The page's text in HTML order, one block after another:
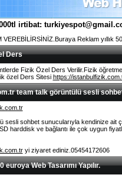
irtibat:
VEREBİLİRSİNİZ.Buraya Reklam yıllık
Ders
Fizik Özel Ders Verilir.Fizik
özel Ders Sitesi https://
team talk görüntülü sesli
sesli sohbet sunucularıyla kendinize ait
harddisk ve bağlantı ile çok uygun
yi ziyaret ediniz.05454172606
euroya Web Tasarımı Yapılır.